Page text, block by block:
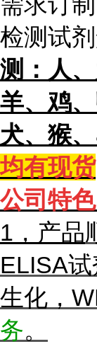
检测试
测：人
羊、鸡
犬、猴
均有现货
公司特色
1，产品
ELISA
生化，
务。